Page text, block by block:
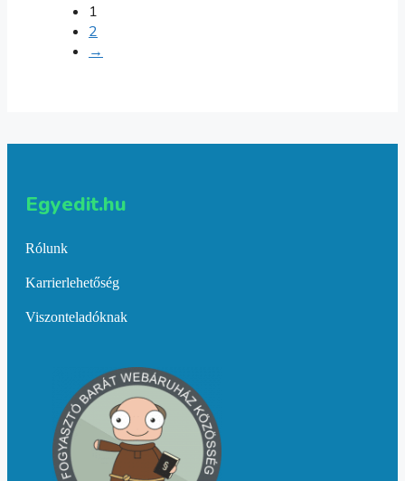
1
2
→
Egyedit.hu
Rólunk
Karrierlehetőség
Viszonteladóknak